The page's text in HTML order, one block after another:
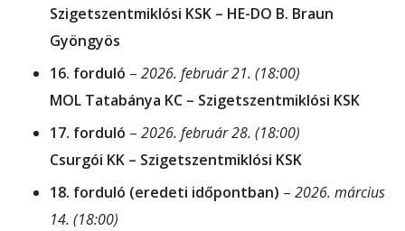
Szigetszentmiklósi KSK – HE-DO B. Braun
Gyöngyös
16. forduló – 2026. február 21. (18:00)
MOL Tatabánya KC – Szigetszentmiklósi KSK
17. forduló – 2026. február 28. (18:00)
Csurgói KK – Szigetszentmiklósi KSK
18. forduló (eredeti időpontban) – 2026. március
14. (18:00)